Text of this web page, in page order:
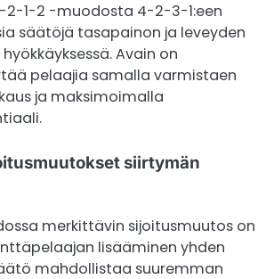
2-1-2 -muodosta 4-2-3-1:een
säätöjä tasapainon ja leveyden
Avain on
pelaajia samalla varmistaen
ja maksimoimalla
siirtymän
merkittävin sijoitusmuutos on
lisääminen yhden
mahdollistaa suuremman